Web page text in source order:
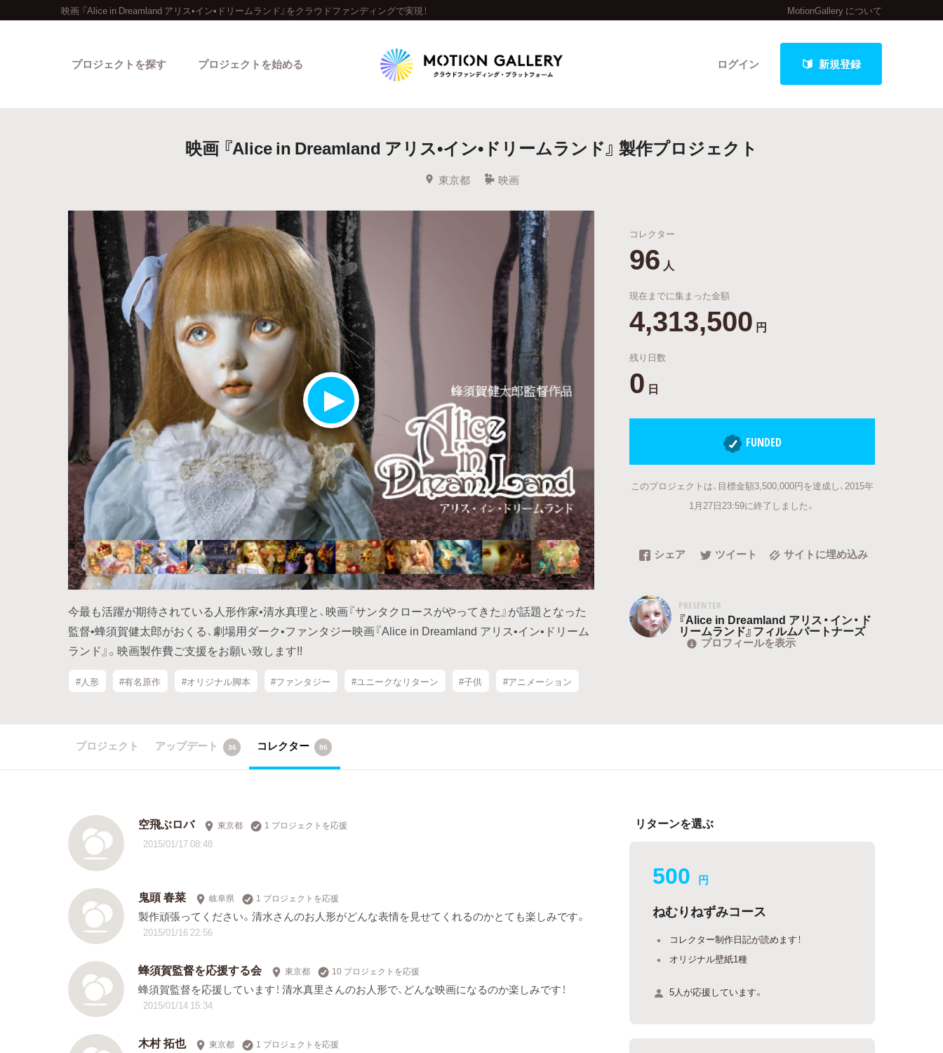
映画 『Alice in Dreamland アリス•イン•ドリームランド』をクラウドファンディングで実現！ MotionGallery について
ログイン 新規登録
プロジェクトを探す
人気のプロジェクト 新着プロジェクト 終了間近のプロジェクト
Feature
カテゴリーから探す タグから探す キュレーターから探す 特集から探す 最新進捗報告から探す
Legendary
最新達成プロジェクト 調達額が大きいプロジェクト
プロジェクトを始める
映画 『Alice in Dreamland アリス•イン•ドリームランド』 製作プロジェクト
東京都 映画
今最も活躍が期待されている人形作家•清水真理と、映画『サンタクロースがやってきた』が話題となった
監督•蜂須賀健太郎がおくる、劇場用ダーク•ファンタジー映画『Alice in Dreamland アリス•イン•ドリーム
ランド』。映画製作費ご支援をお願い致します!!
#人形 #有名原作 #オリジナル脚本 #ファンタジー #ユニークなリターン #子供 #アニメーション
コレクター
96 人
現在までに集まった金額
4,313,500 円
残り日数
0 日
FUNDED
このプロジェクトは、目標金額3,500,000円を達成し、2015年
1月27日23:59に終了しました。
シェア ツイート サイトに埋め込み
PRESENTER
『Alice in Dreamland アリス・イン・ド
リームランド』フィルムパートナーズ
プロフィールを表示
プロジェクト アップデート 36 コレクター 96
空飛ぶロバ 東京都 1 プロジェクトを応援
2015/01/17 08:48
鬼頭 春菜 岐阜県 1 プロジェクトを応援
製作頑張ってください。清水さんのお人形がどんな表情を見せてくれるのかとても楽しみです。
2015/01/16 22:56
蜂須賀監督を応援する会 東京都 10 プロジェクトを応援
蜂須賀監督を応援しています！ 清水真里さんのお人形で、どんな映画になるのか楽しみです！
2015/01/14 15:34
木村 拓也 東京都 1 プロジェクトを応援
リターンを選ぶ
500 円
ねむりねずみコース
コレクター制作日記が読めます！
オリジナル壁紙1種
5人が応援しています。